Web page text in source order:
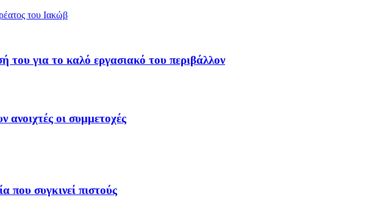
του Ιακώβ
για το καλό εργασιακό του περιβάλλον
οι συμμετοχές
συγκινεί πιστούς